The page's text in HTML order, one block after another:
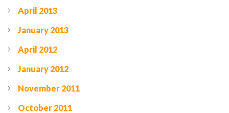
April 2013
January 2013
April 2012
January 2012
November 2011
October 2011